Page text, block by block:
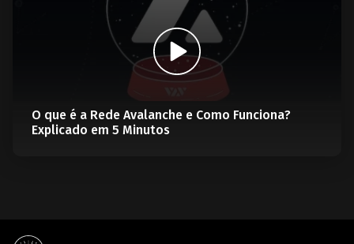
O que é a Rede Avalanche e Como Funciona?
Explicado em 5 Minutos